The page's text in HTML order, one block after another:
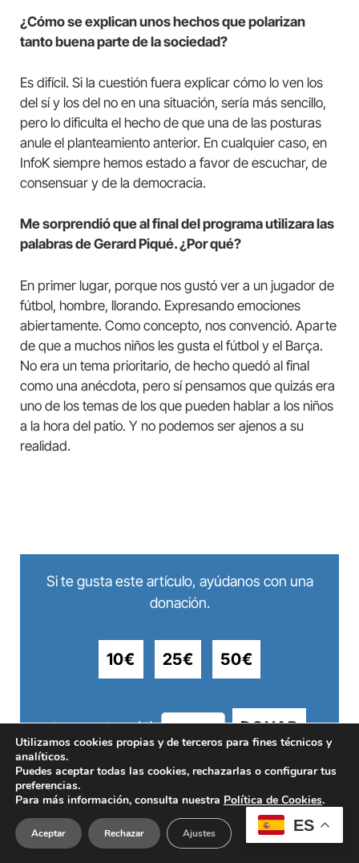
¿Cómo se explican unos hechos que polarizan
tanto buena parte de la sociedad?
Es difícil. Si la cuestión fuera explicar cómo lo ven los
del sí y los del no en una situación, sería más sencillo,
pero lo dificulta el hecho de que una de las posturas
anule el planteamiento anterior. En cualquier caso, en
InfoK siempre hemos estado a favor de escuchar, de
consensuar y de la democracia.
Me sorprendió que al final del programa utilizara las
palabras de Gerard Piqué. ¿Por qué?
En primer lugar, porque nos gustó ver a un jugador de
fútbol, ​​hombre, llorando. Expresando emociones
abiertamente. Como concepto, nos convenció. Aparte
de que a muchos niños les gusta el fútbol y el Barça.
No era un tema prioritario, de hecho quedó al final
como una anécdota, pero sí pensamos que quizás era
uno de los temas de los que pueden hablar a los niños
a la hora del patio. Y no podemos ser ajenos a su
realidad.
Si te gusta este artículo, ayúdanos con una
donación.
10€ 25€ 50€
Otra cantidad (€): DONAR
Twitter BlueskyFacebookTelegramWhatsApp
ES
Utilizamos cookies propias y de terceros para fines técnicos y
analíticos.
Puedes aceptar todas las cookies, rechazarlas o configurar tus
preferencias.
Para más información, consulta nuestra Política de Cookies.
Aceptar Rechazar Ajustes